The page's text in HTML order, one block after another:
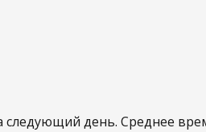
следующий день. Среднее